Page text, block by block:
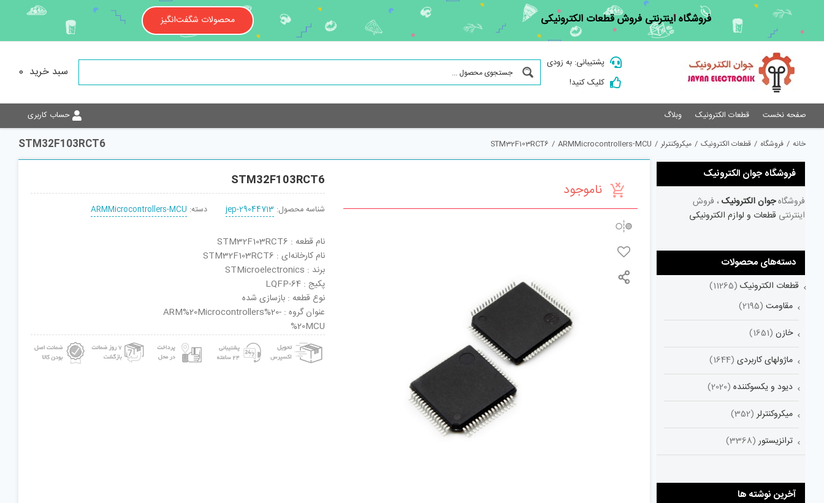
content
فروشگاه اینترنتی فروش قطعات الکترونیکی محصولات شگفت‌انگیز
پشتیبانی: به زودی
کلیک کنید!
سبد خرید 0
صفحه نخست قطعات الکترونیک وبلاگ حساب کاربری
STM32F103RCT6 خانه / فروشگاه / قطعات الکترونیک / میکروکنترلر /
ARMMicrocontrollers-MCU
/
STM32F103RCT6
ناموجود STM32F103RCT6
شناسه محصول: jep-29044713 دسته: ARMMicrocontrollers-MCU
نام قطعه : STM32F103RCT6
نام کارخانه‌ای : STM32F103RCT6
برند : STMicroelectronics
پکیج : LQFP-64
نوع قطعه : بازسازی شده
عنوان گروه : ARM%20Microcontrollers%20-
%20MCU
فروشگاه جوان الکترونیک
فروشگاهجوان الکترونیک ، فروش
اینترنتی قطعات و لوازم الکترونیکی
دسته‌های محصولات
قطعات الکترونیک (11265)
مقاومت (2195)
خازن (1651)
ماژولهای کاربردی (1644)
دیود و یکسوکننده (2020)
میکروکنترلر (352)
ترانزیستور (3368)
آخرین نوشته ها